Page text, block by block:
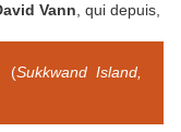
Vann , qui depuis,
(Sukkwand Island,